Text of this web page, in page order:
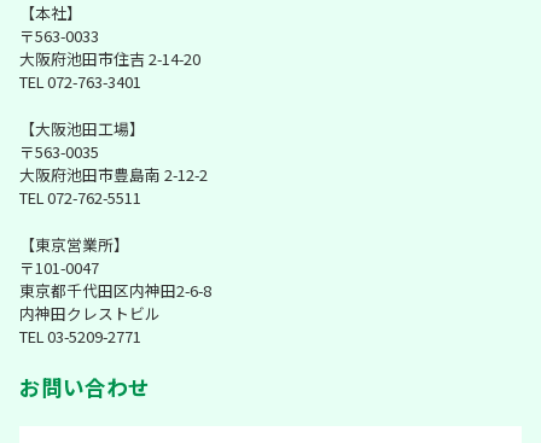
【本社】
〒563-0033
大阪府池田市住吉 2-14-20
TEL 072-763-3401
【大阪池田工場】
〒563-0035
大阪府池田市豊島南 2-12-2
TEL 072-762-5511
【東京営業所】
〒101-0047
東京都千代田区内神田2-6-8
内神田クレストビル
TEL 03-5209-2771
お問い合わせ